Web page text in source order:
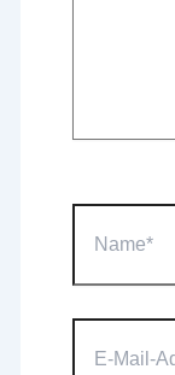
Mail-